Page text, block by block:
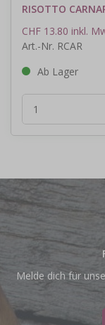
RISOTTO
CHF 13.80 inkl.
Art.-Nr. RCAR
Ab Lager
Melde dich für